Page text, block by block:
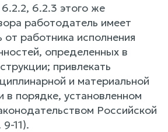
6.2.2, 6.2.3 этого же
работодатель имеет
от работника исполнения
определенных в
привлекать
и материальной
в порядке, установленном
Российской
11).